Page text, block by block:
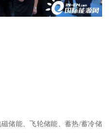
储能、飞轮储能、蓄热/蓄冷储